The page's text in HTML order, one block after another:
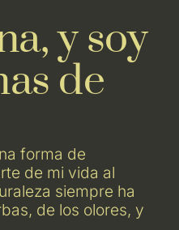
y soy
de
forma de
de mi vida al
siempre ha
de los olores, y